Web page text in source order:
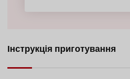
Інструкція приготування